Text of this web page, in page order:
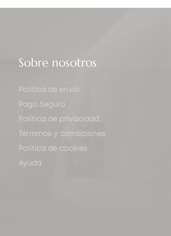
Sobre nosotros
Política de envío
Pago Seguro
Política de privacidad
Términos y condiciones
Política de cookies
Ayuda